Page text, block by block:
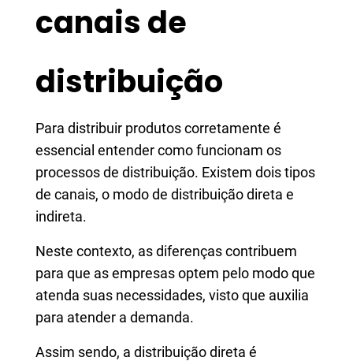
canais de
distribuição
Para distribuir produtos corretamente é
essencial entender como funcionam os
processos de distribuição. Existem dois tipos
de canais, o modo de distribuição direta e
indireta.
Neste contexto, as diferenças contribuem
para que as empresas optem pelo modo que
atenda suas necessidades, visto que auxilia
para atender a demanda.
Assim sendo, a distribuição direta é